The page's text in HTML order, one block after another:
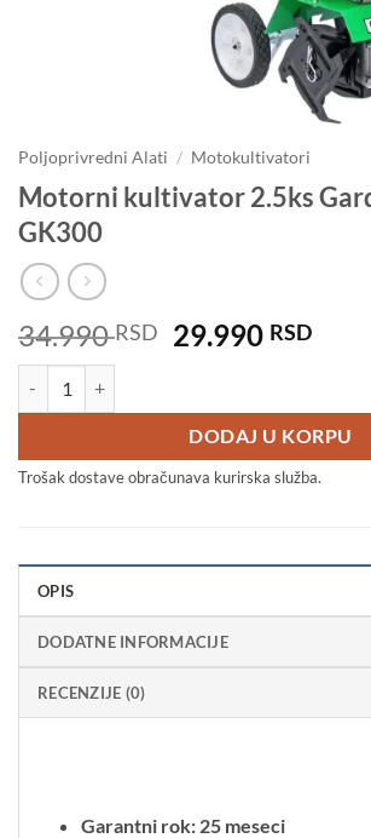
Poljoprivredni Alati / Motokultivatori
Motorni kultivator 2.5ks
GK300
34.990RSD
Originalna
bila:
34.990 RSD.
29.990 RSD
DODAJ U KORPU
Trošak dostave obračunava kurirska služba.
OPIS
DODATNE INFORMACIJE
RECENZIJE (0)
Garantni rok: 25 meseci